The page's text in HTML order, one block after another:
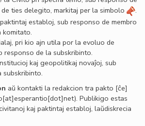
ties delegito, markitaj per la simbolo
.
establoj, sub responso de membro
komitato.
pri kio ajn utila por la evoluo de
responso de la subskribinto.
kaj geopolitikaj novaĵoj, sub
subskribinto.
aŭ kontakti la redakcion tra pakto [ĉe]
. Publikigo estas
kaj paktintaj establoj, laŭdiskrecia